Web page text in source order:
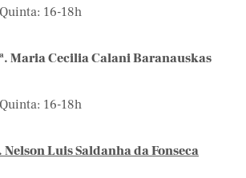
16-18h
Maria Cecilia Calani Baranauskas
16-18h
Nelson Luis Saldanha da Fonseca